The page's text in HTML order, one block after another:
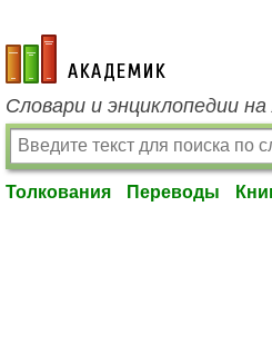
academic.ru
Словари и энциклопедии
Толкования Переводы